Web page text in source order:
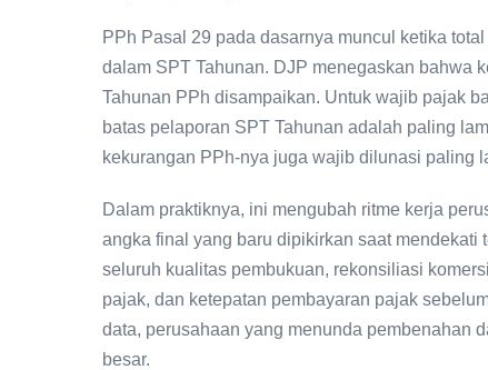
PPh Pasal 29 pada dasarnya muncul ketika
dalam SPT Tahunan. DJP menegaskan bahwa
Tahunan PPh disampaikan. Untuk wajib pajak
batas pelaporan SPT Tahunan adalah paling
kekurangan PPh-nya juga wajib dilunasi paling
Dalam praktiknya, ini mengubah ritme kerja
angka final yang baru dipikirkan saat
seluruh kualitas pembukuan, rekonsiliasi
pajak, dan ketepatan pembayaran pajak
data, perusahaan yang menunda pembenahan
besar.